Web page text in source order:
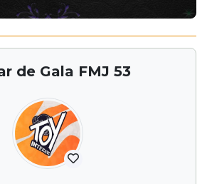
de Gala FMJ 53